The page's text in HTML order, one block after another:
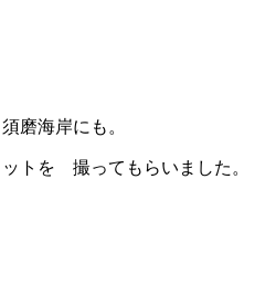
磨海岸にも。
トを 撮ってもらいました。